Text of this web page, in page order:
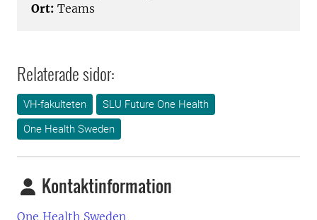
Ort: Teams
Relaterade sidor:
VH-fakulteten
SLU Future One Health
One Health Sweden
Kontaktinformation
One Health Sweden